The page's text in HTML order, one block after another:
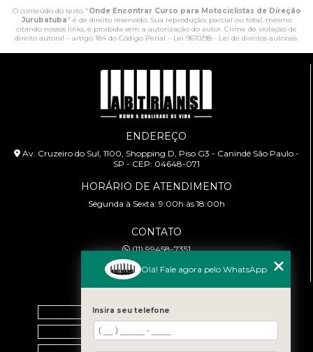
O conteúdo do texto "Onde Encontrar Curso para Motociclistas de Direção
Jurubatuba" é de direito reservado. Sua reprodução, parcial ou total, mesmo
citando nossos links, é proibida sem a autorização do autor. Crime de violação de
direito autoral – artigo 184 do Código Penal – Lei 9610/98 - Lei de direitos autorais.
ENDEREÇO
Av. Cruzeiro do Sul, 1100, Shopping D, Piso G3 - Canindé São Paulo -
SP - CEP: 04648-071
HORÁRIO DE ATENDIMENTO
Segunda à Sexta: 9:00h às 18:00h
CONTATO
(11) 99458-7351
cursoabtrans@gmail.com
Home
Empresa
Olá! Fale agora pelo WhatsApp
Insira seu telefone